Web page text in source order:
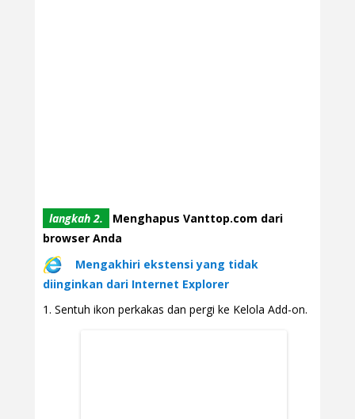
langkah 2.
Menghapus Vanttop.com dari
browser Anda
Mengakhiri ekstensi yang tidak
diinginkan dari Internet Explorer
Sentuh ikon perkakas dan pergi ke Kelola Add-on.